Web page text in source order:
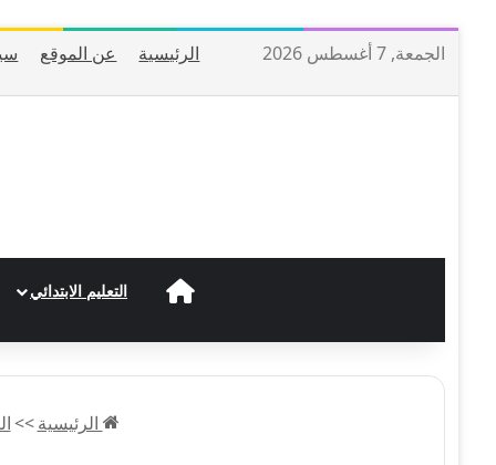
الجمعة, 7 أغسطس 2026 الرئيسية عن الموقع
الرئيسيةالتعليم الابتدائي
الرئيسية >>